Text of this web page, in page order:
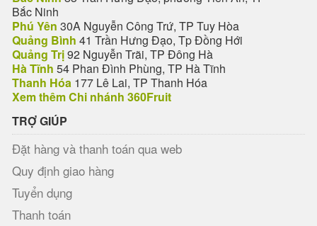
Bắc Ninh
Phú Yên 30A Nguyễn Công Trứ, TP Tuy Hòa
Quảng Bình 41 Trần Hưng Đạo, Tp Đồng Hới
Quảng Trị92 Nguyễn Trãi, TP Đông Hà
Hà Tĩnh 54 Phan Đình Phùng, TP Hà Tĩnh
Thanh Hóa 177 Lê Lai, TP Thanh Hóa
Xem thêm Chi nhánh 360Fruit
TRỢ GIÚP
Đặt hàng và thanh toán qua web
Quy định giao hàng
Tuyển dụng
Thanh toán